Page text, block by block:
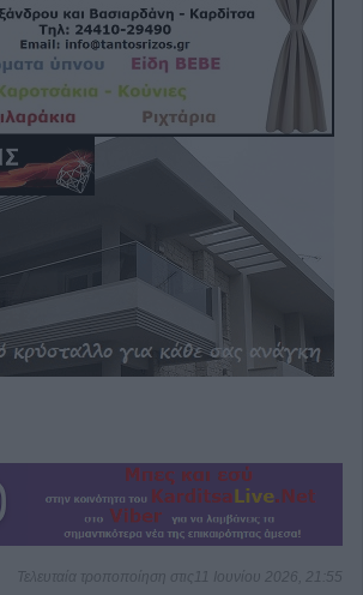
Τελευταία τροποποίηση στις11 Ιουνίου 2026, 21:55